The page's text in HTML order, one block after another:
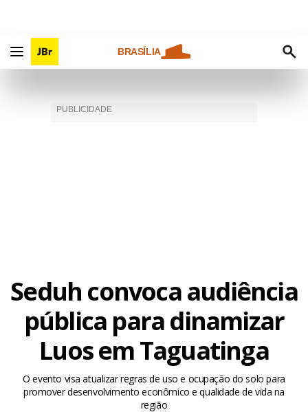
BRASÍLIA
Seduh convoca audiência
pública para dinamizar
Luos em Taguatinga
O evento visa atualizar regras de uso e ocupação do solo para
promover desenvolvimento econômico e qualidade de vida na
região